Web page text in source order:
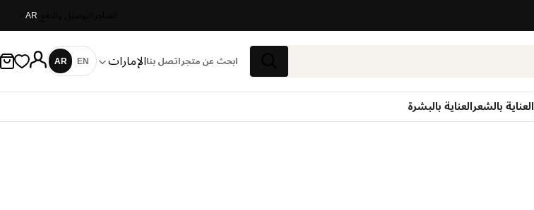
AR
بحث
ابحث عن متجراتصل بناالإمارات اللغة
EN
AR
العناية بالشعرالعناية بالبشرة